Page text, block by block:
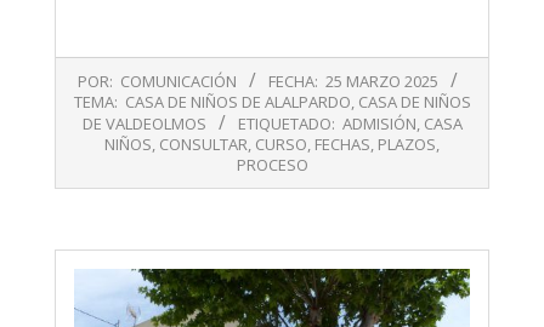
03-
POR: COMUNICACIÓN FECHA: 25 MARZO 2025
TEMA: CASA DE NIÑOS DE ALALPARDO, CASA DE NIÑOS
DE VALDEOLMOS
ETIQUETADO: ADMISIÓN, CASA
NIÑOS, CONSULTAR, CURSO, FECHAS, PLAZOS,
PROCESO